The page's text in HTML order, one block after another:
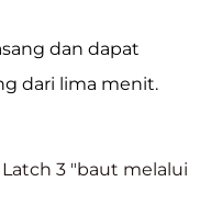
dan dapat
dari lima menit.
3 "baut melalui